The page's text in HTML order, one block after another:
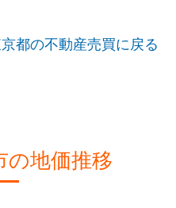
都の不動産売買に戻る
の地価推移